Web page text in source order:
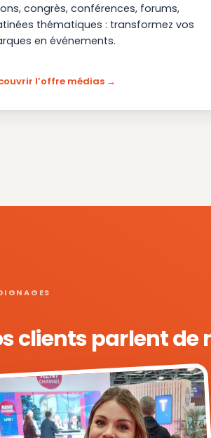
congrès, conférences, forums,
thématiques : transformez vos
en événements.
l’offre médias
clients parlent de